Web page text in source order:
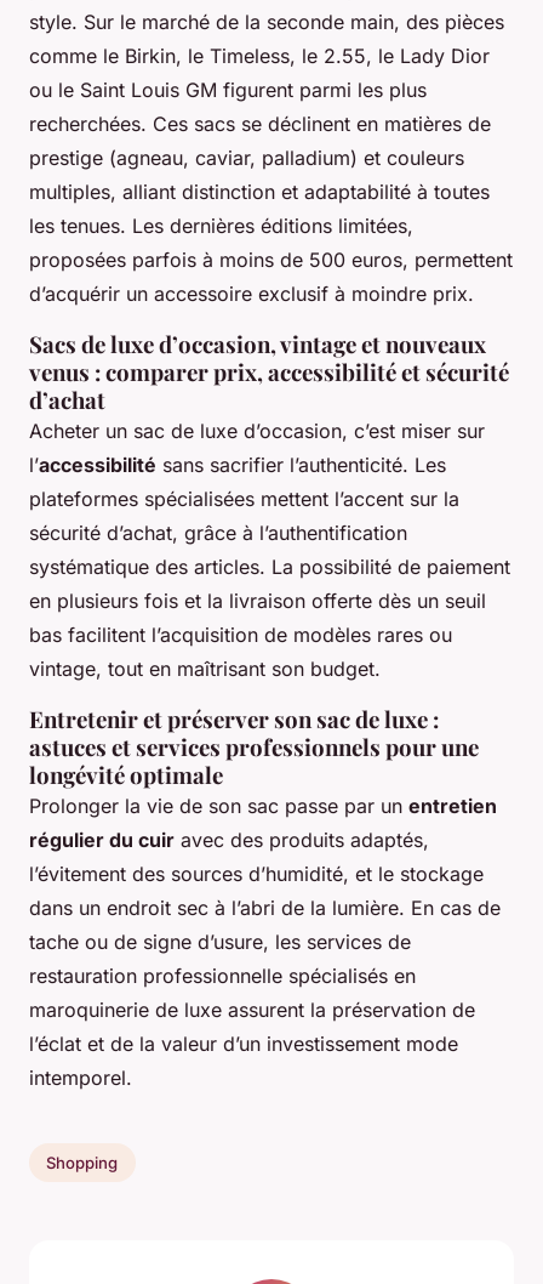
style. Sur le marché de la seconde main, des pièces
comme le Birkin, le Timeless, le 2.55, le Lady Dior
ou le Saint Louis GM figurent parmi les plus
recherchées. Ces sacs se déclinent en matières de
prestige (agneau, caviar, palladium) et couleurs
multiples, alliant distinction et adaptabilité à toutes
les tenues. Les dernières éditions limitées,
proposées parfois à moins de 500 euros, permettent
d’acquérir un accessoire exclusif à moindre prix.
Sacs de luxe d’occasion, vintage et nouveaux
venus : comparer prix, accessibilité et sécurité
d’achat
Acheter un sac de luxe d’occasion, c’est miser sur
l’accessibilité sans sacrifier l’authenticité. Les
plateformes spécialisées mettent l’accent sur la
sécurité d’achat, grâce à l’authentification
systématique des articles. La possibilité de paiement
en plusieurs fois et la livraison offerte dès un seuil
bas facilitent l’acquisition de modèles rares ou
vintage, tout en maîtrisant son budget.
Entretenir et préserver son sac de luxe :
astuces et services professionnels pour une
longévité optimale
Prolonger la vie de son sac passe par un entretien
régulier du cuir avec des produits adaptés,
l’évitement des sources d’humidité, et le stockage
dans un endroit sec à l’abri de la lumière. En cas de
tache ou de signe d’usure, les services de
restauration professionnelle spécialisés en
maroquinerie de luxe assurent la préservation de
l’éclat et de la valeur d’un investissement mode
intemporel.
Shopping